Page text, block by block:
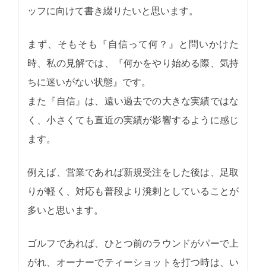
ッフに向けて書き綴りたいと思います。
まず、そもそも『自信って何？』と問いかけた
時、私の見解では、『何かをやり始める際、気持
ちに迷いがない状態』です。
また『自信』は、遠い過去での大きな実績ではな
く、小さくても直近の実績が影響するように感じ
ます。
例えば、営業であれば新規受注をした後は、足取
りが軽く、対応も普段より溌剌としていることが
多いと思います。
ゴルフであれば、ひとつ前のラウンドがパーで上
がれ、オーナーでティーショットを打つ時は、い